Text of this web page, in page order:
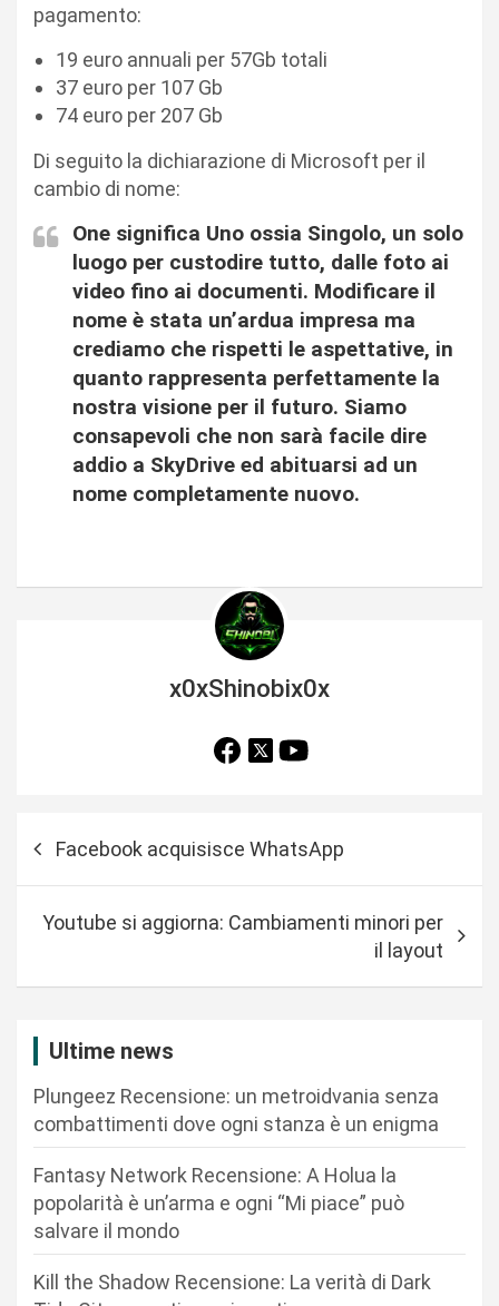
pagamento:
19 euro annuali per 57Gb totali
37 euro per 107 Gb
74 euro per 207 Gb
Di seguito la dichiarazione di Microsoft per il
cambio di nome:
One significa Uno ossia Singolo, un solo
luogo per custodire tutto, dalle foto ai
video fino ai documenti. Modificare il
nome è stata un’ardua impresa ma
crediamo che rispetti le aspettative, in
quanto rappresenta perfettamente la
nostra visione per il futuro. Siamo
consapevoli che non sarà facile dire
addio a SkyDrive ed abituarsi ad un
nome completamente nuovo.
x0xShinobix0x
Facebook acquisisce WhatsApp
Youtube si aggiorna: Cambiamenti minori per
il layout
Ultime news
Plungeez Recensione: un metroidvania senza
combattimenti dove ogni stanza è un enigma
Fantasy Network Recensione: A Holua la
popolarità è un’arma e ogni “Mi piace” può
salvare il mondo
Kill the Shadow Recensione: La verità di Dark